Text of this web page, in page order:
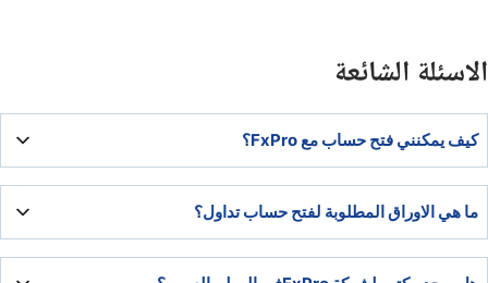
الاسئلة الشائعة
كيف يمكنني فتح حساب مع FxPro؟
يمكنك فتح حساب من خلال الدخول الى الموقع الإلكتروني والدخول الى
تسجيل حساب جديد.
ما هي الاوراق المطلوبة لفتح حساب تداول؟
الأوراق المطلوبة هي نسخة من بطاقة الهوية أو جواز السفر، بالإضافة الى